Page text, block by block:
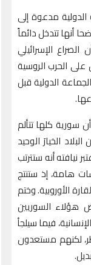
مدعوة إلى
أنها تتدخل دائماً
الإسرائيلي
الحرب الروسية
الدولية قبل
سورية كلها تتألم
الخيارَ الوحيد
نيافته أنه ستترتب
هامة، إذ ستنتج
الأوروبية. وختم
هؤلاء السوريين
فيما سيلجأ
لكنهم مستعدون